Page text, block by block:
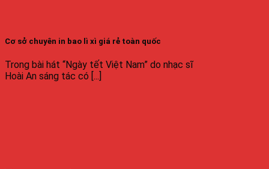
Cơ sở chuyên in bao lì xì giá rẻ toàn quốc
Trong bài hát “Ngày tết Việt Nam” do nhạc sĩ
Hoài An sáng tác có [...]